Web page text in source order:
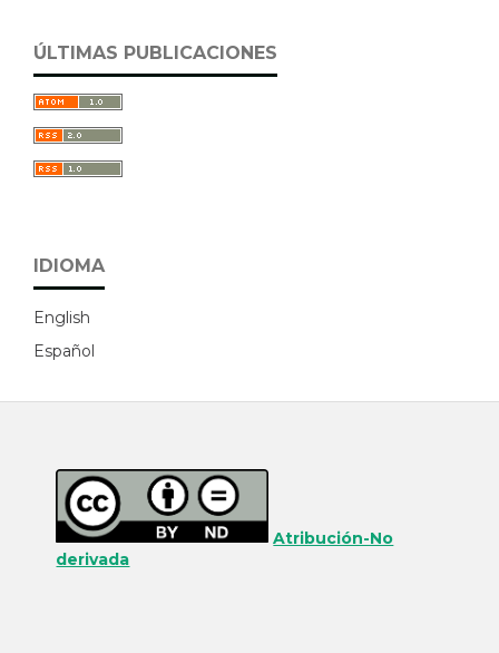
ÚLTIMAS PUBLICACIONES
IDIOMA
English
Español
Atribución-No
derivada